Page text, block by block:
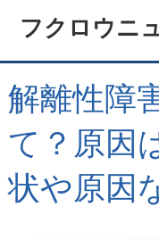
フクロウニ
解離性障
て？原因
状や原因